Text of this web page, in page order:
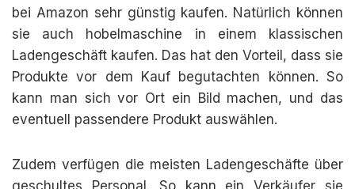
bei Amazon sehr günstig kaufen. Natürlich können
sie auch hobelmaschine in einem klassischen
Ladengeschäft kaufen. Das hat den Vorteil, dass sie
Produkte vor dem Kauf begutachten können. So
kann man sich vor Ort ein Bild machen, und das
eventuell passendere Produkt auswählen.
Zudem verfügen die meisten Ladengeschäfte über
geschultes Personal. So kann ein Verkäufer sie